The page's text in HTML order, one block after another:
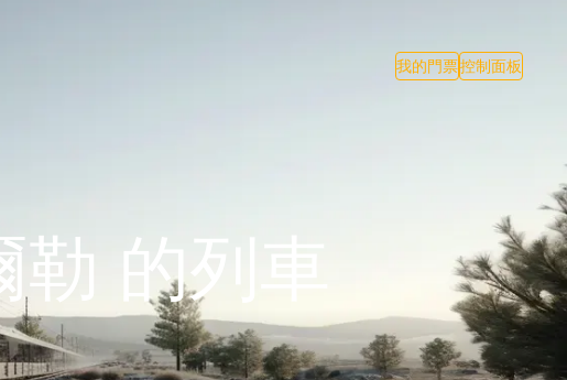
我的門票控制面板
的列車